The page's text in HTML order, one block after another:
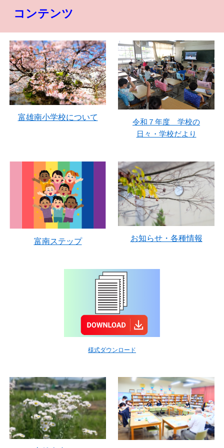
コンテンツ
富雄南小学校について
令和７年度 学校の
日々・学校だより
富南ステップ お知らせ・各種情報
様式ダウンロード